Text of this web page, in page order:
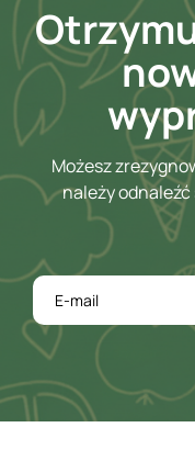
Możesz
należy odnaleźć